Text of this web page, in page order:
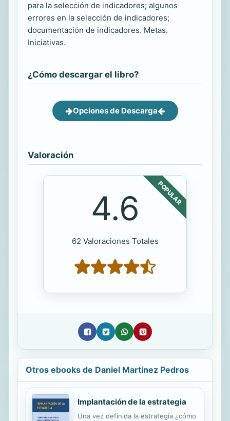
para la selección de indicadores; algunos
errores en la selección de indicadores;
documentación de indicadores. Metas.
Iniciativas.
¿Cómo descargar el libro?
Opciones de Descarga
Valoración
POPULAR
4.6
62 Valoraciones Totales
Otros ebooks de Daniel Martinez Pedros
Implantación de la estrategia
Una vez definida la estrategia ¿cómo